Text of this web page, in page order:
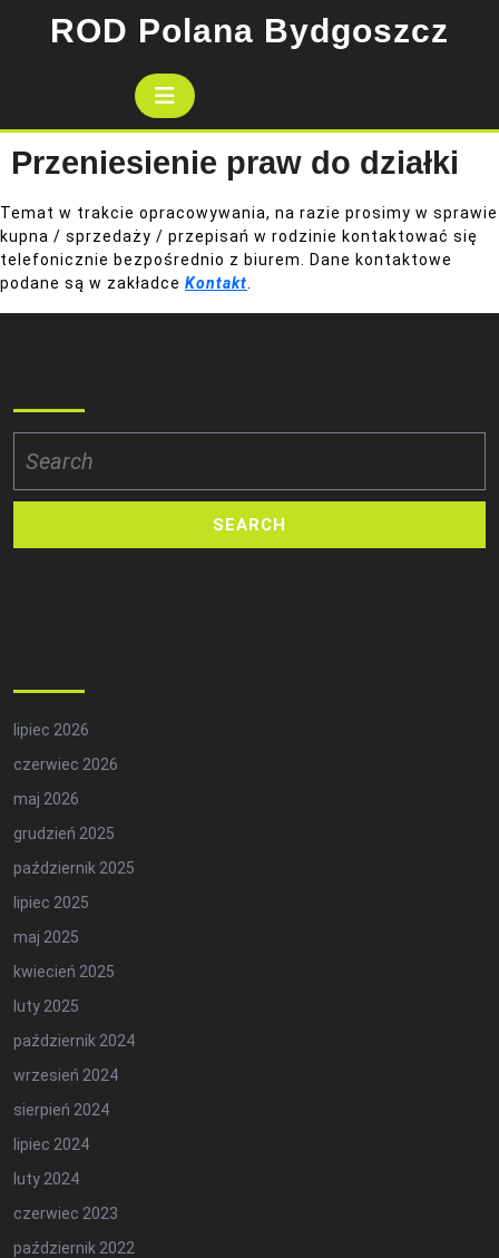
ROD Polana Bydgoszcz
Open
Button
Przeniesienie praw do działki
Temat w trakcie opracowywania, na razie prosimy w sprawie
kupna / sprzedaży / przepisań w rodzinie kontaktować się
telefonicznie bezpośrednio z biurem. Dane kontaktowe
podane są w zakładce Kontakt
for:
lipiec 2026
czerwiec 2026
maj 2026
grudzień 2025
październik 2025
lipiec 2025
maj 2025
kwiecień 2025
luty 2025
październik 2024
wrzesień 2024
sierpień 2024
lipiec 2024
luty 2024
czerwiec 2023
październik 2022